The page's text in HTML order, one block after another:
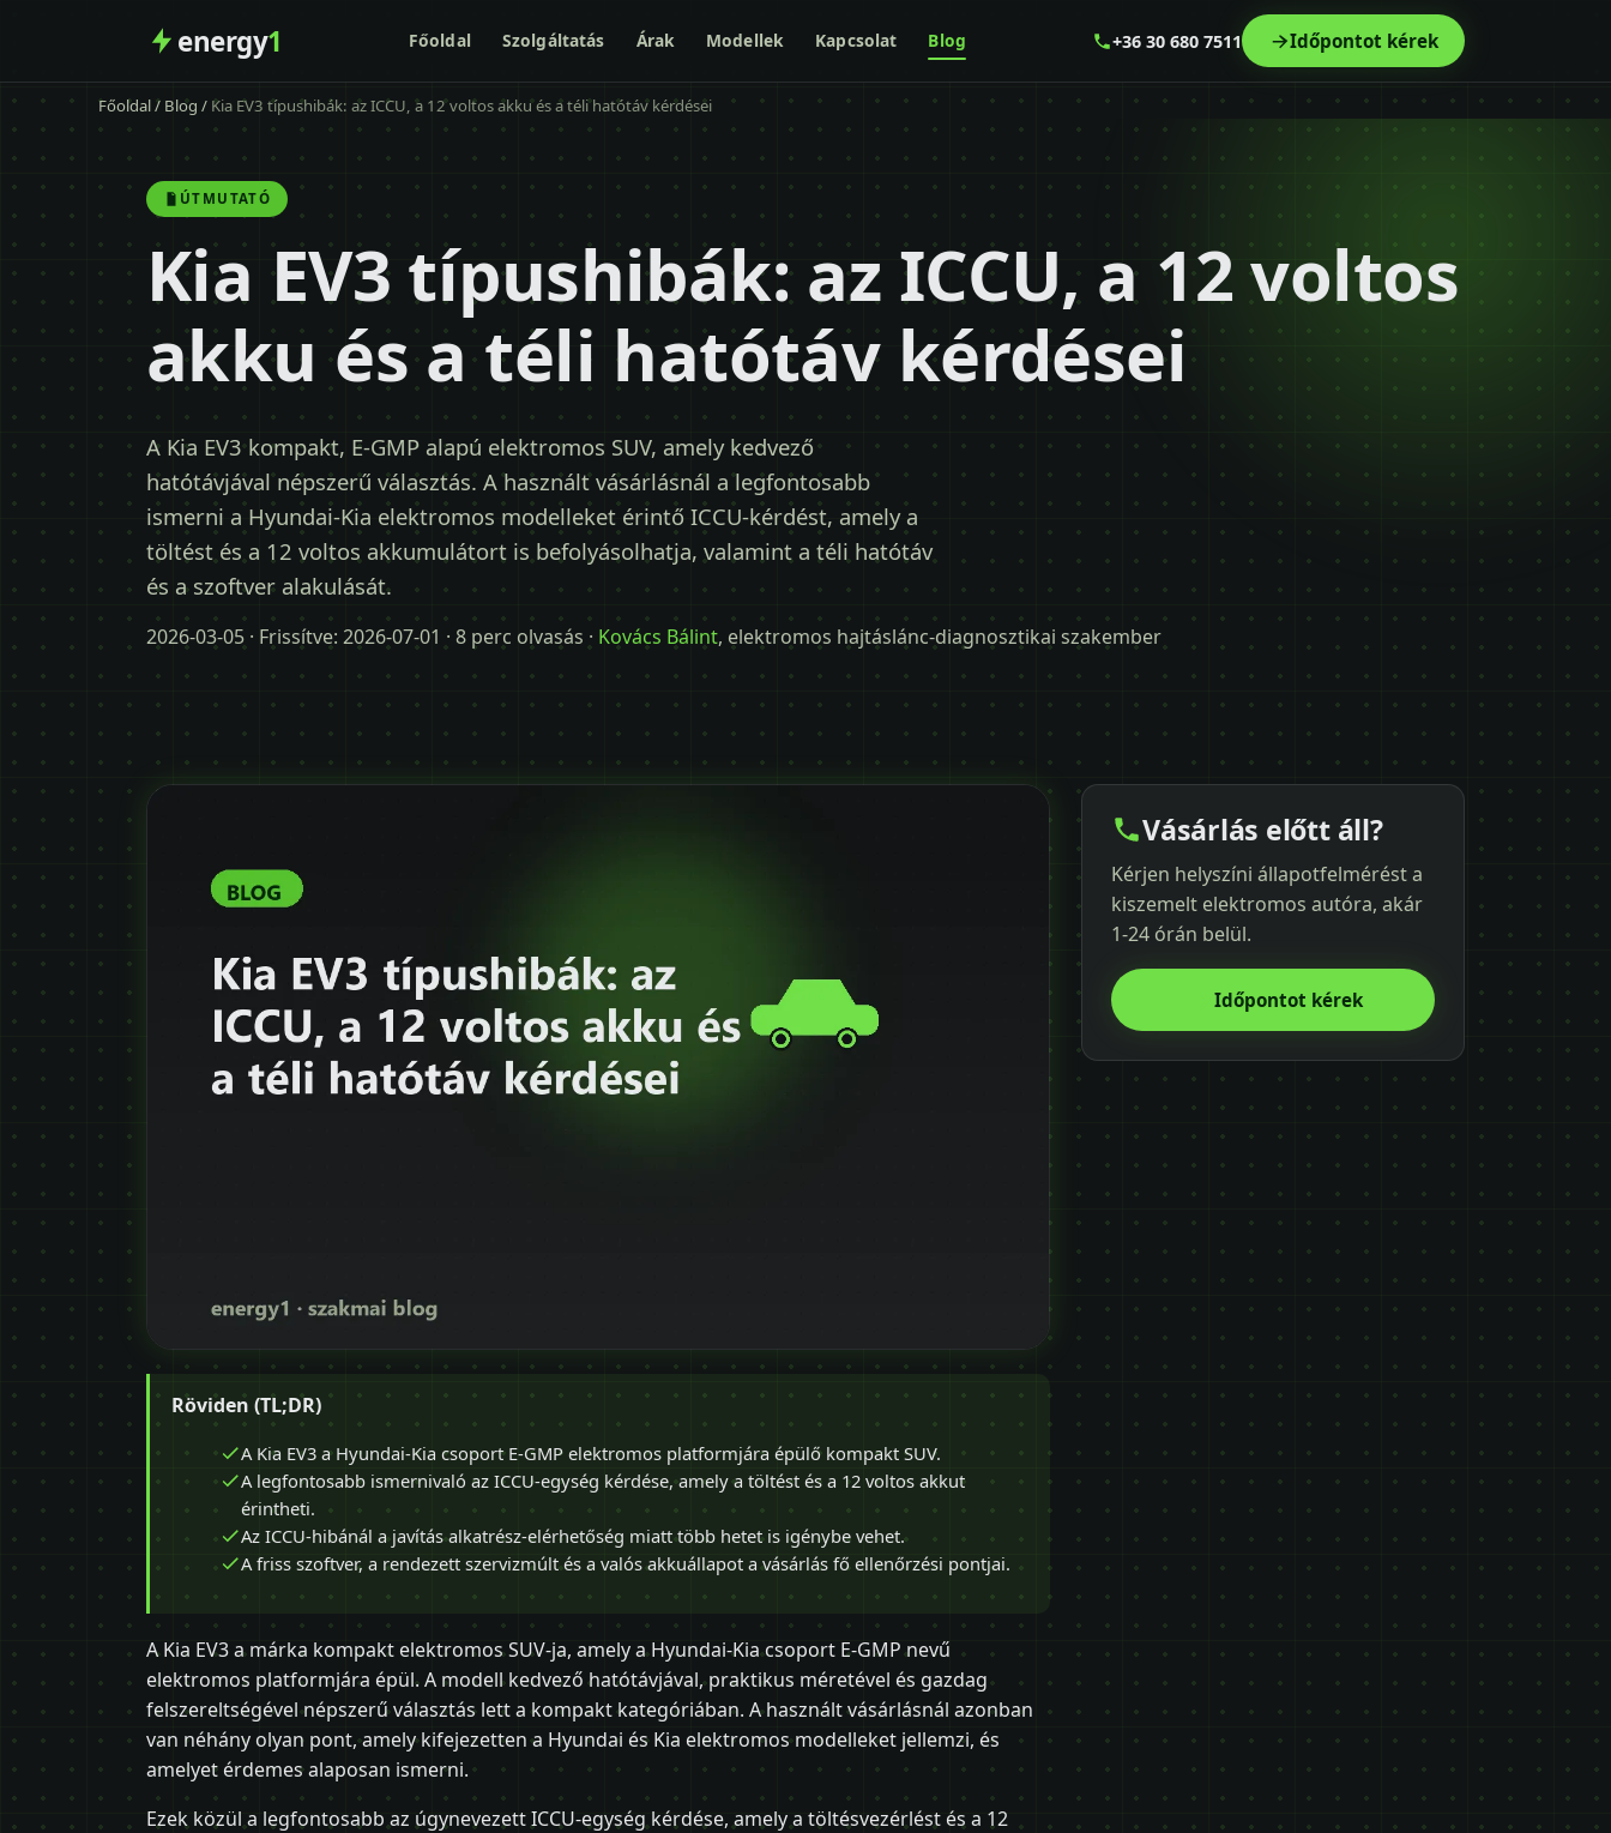
energy1 Főoldal Szolgáltatás Árak Modellek Kapcsolat Blog +36 30 680 7511 Időpontot kérek
Főoldal/ Blog / Kia EV3 típushibák: az ICCU, a 12 voltos akku és a téli hatótáv kérdései
ÚTMUTATÓ
Kia EV3 típushibák: az ICCU, a 12 voltos
akku és a téli hatótáv kérdései
A Kia EV3 kompakt, E-GMP alapú elektromos SUV, amely kedvező
hatótávjával népszerű választás. A használt vásárlásnál a legfontosabb
ismerni a Hyundai-Kia elektromos modelleket érintő ICCU-kérdést, amely a
töltést és a 12 voltos akkumulátort is befolyásolhatja, valamint a téli hatótáv
és a szoftver alakulását.
2026-03-05 · Frissítve: 2026-07-01 · 8 perc olvasás · Kovács Bálint, elektromos hajtáslánc-diagnosztikai szakember
Röviden (TL;DR)
A Kia EV3 a Hyundai-Kia csoport E-GMP elektromos platformjára épülő kompakt SUV.
A legfontosabb ismernivaló az ICCU-egység kérdése, amely a töltést és a 12 voltos akkut
érintheti.
Az ICCU-hibánál a javítás alkatrész-elérhetőség miatt több hetet is igénybe vehet.
A friss szoftver, a rendezett szervizmúlt és a valós akkuállapot a vásárlás fő ellenőrzési pontjai.
A Kia EV3 a márka kompakt elektromos SUV-ja, amely a Hyundai-Kia csoport E-GMP nevű
elektromos platformjára épül. A modell kedvező hatótávjával, praktikus méretével és gazdag
felszereltségével népszerű választás lett a kompakt kategóriában. A használt vásárlásnál azonban
van néhány olyan pont, amely kifejezetten a Hyundai és Kia elektromos modelleket jellemzi, és
amelyet érdemes alaposan ismerni.
Ezek közül a legfontosabb az úgynevezett ICCU-egység kérdése, amely a töltésvezérlést és a 12
Vásárlás előtt áll?
Kérjen helyszíni állapotfelmérést a
kiszemelt elektromos autóra, akár
1-24 órán belül.
Időpontot kérek